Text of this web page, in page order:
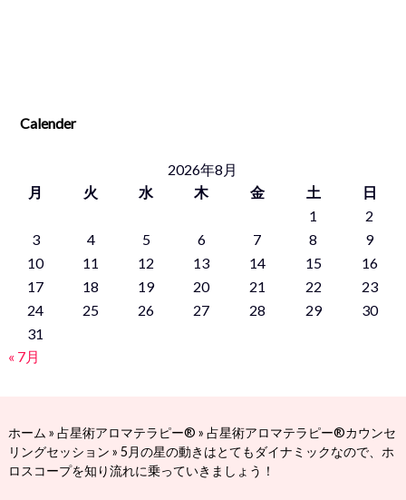
Calender
2026年8月
月
火 水 木 金 土
日
1
2
3
4 5 6 7 8
9
10
11 12 13 14 15
16
17
18 19 20 21 22
23
24
25 26 27 28 29
30
31
« 7月
ホーム » 占星術アロマテラピー® » 占星術アロマテラピー®カウンセ
リングセッション » 5月の星の動きはとてもダイナミックなので、ホ
ロスコープを知り流れに乗っていきましょう！